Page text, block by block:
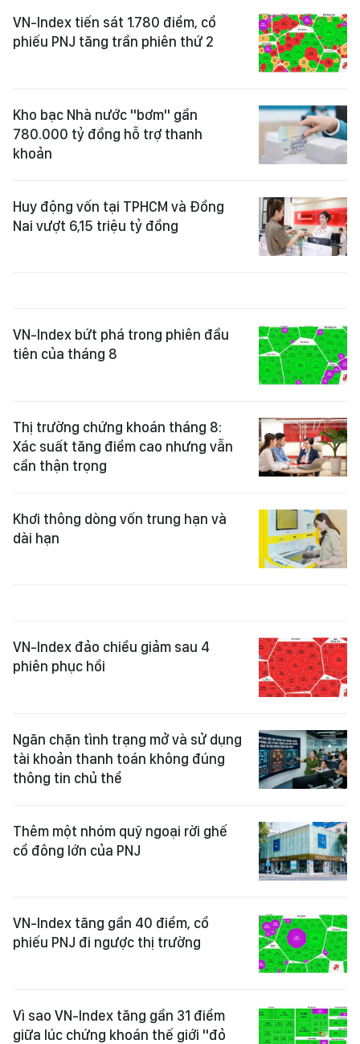
VN-Index tiến sát 1.780 điểm, cổ
phiếu PNJ tăng trần phiên thứ 2
Kho bạc Nhà nước "bơm" gần
780.000 tỷ đồng hỗ trợ thanh
khoản
Huy động vốn tại TPHCM và Đồng
Nai vượt 6,15 triệu tỷ đồng
VN-Index bứt phá trong phiên đầu
tiên của tháng 8
Thị trường chứng khoán tháng 8:
Xác suất tăng điểm cao nhưng vẫn
cần thận trọng
Khơi thông dòng vốn trung hạn và
dài hạn
VN-Index đảo chiều giảm sau 4
phiên phục hồi
Ngăn chặn tình trạng mở và sử dụng
tài khoản thanh toán không đúng
thông tin chủ thể
Thêm một nhóm quỹ ngoại rời ghế
cổ đông lớn của PNJ
VN-Index tăng gần 40 điểm, cổ
phiếu PNJ đi ngược thị trường
Vì sao VN-Index tăng gần 31 điểm
giữa lúc chứng khoán thế giới "đỏ